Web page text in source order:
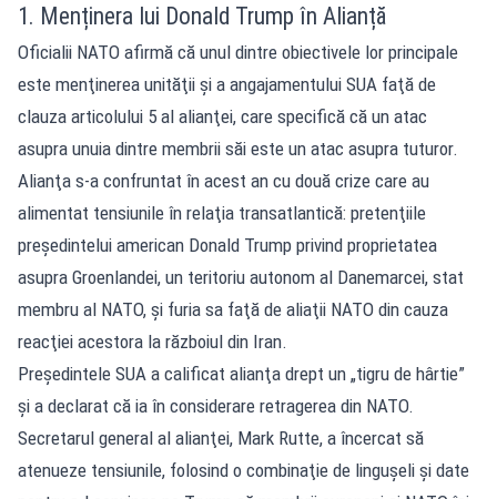
1. Menținera lui Donald Trump în Alianță
Oficialii NATO afirmă că unul dintre obiectivele lor principale
este menţinerea unităţii şi a angajamentului SUA faţă de
clauza articolului 5 al alianţei, care specifică că un atac
asupra unuia dintre membrii săi este un atac asupra tuturor.
Alianţa s-a confruntat în acest an cu două crize care au
alimentat tensiunile în relaţia transatlantică: pretenţiile
preşedintelui american Donald Trump privind proprietatea
asupra Groenlandei, un teritoriu autonom al Danemarcei, stat
membru al NATO, şi furia sa faţă de aliaţii NATO din cauza
reacţiei acestora la războiul din Iran.
Preşedintele SUA a calificat alianţa drept un „tigru de hârtie”
şi a declarat că ia în considerare retragerea din NATO.
Secretarul general al alianţei, Mark Rutte, a încercat să
atenueze tensiunile, folosind o combinaţie de linguşeli şi date